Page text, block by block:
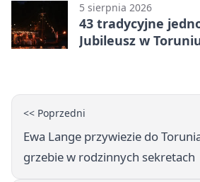
5 sierpnia 2026
43 tradycyjne
Jubileusz w
<< Poprzedni
Ewa Lange przywiezie do
grzebie w rodzinnych sekretach